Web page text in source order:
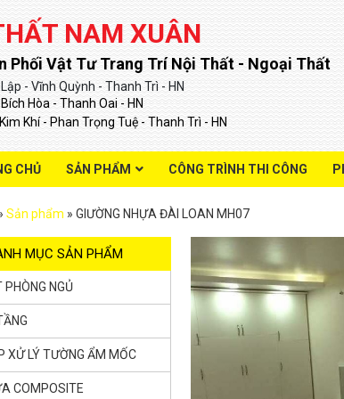
NAM XUÂN
Phối Vật Tư Trang Trí Nội Thất - Ngoại Thất
- Vĩnh Quỳnh - Thanh Trì - HN
Bích Hòa - Thanh Oai - HN
Khí - Phan Trọng Tuệ - Thanh Trì - HN
CHỦ SẢN PHẨM CÔNG TRÌNH THI CÔNG
Sản phẩm » GIƯỜNG NHỰA ĐÀI LOAN MH07
MỤC SẢN PHẨM
PHÒNG NGỦ
XỬ LÝ TƯỜNG ẨM MỐC
COMPOSITE